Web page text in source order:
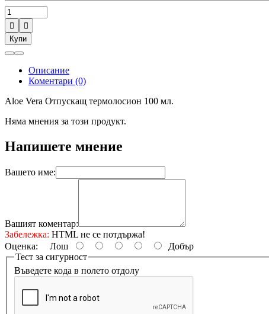


Купи
Описание
Коментари (0)
Aloe Vera Отпускащ термолосион 100 мл.
Няма мнения за този продукт.
Напишете мнение
Вашето име:
Вашият коментар:
Забележка: HTML не се потдържа!
Оценка: Лош
Добър
Тест за сигурност
Въведете кода в полето отдолу